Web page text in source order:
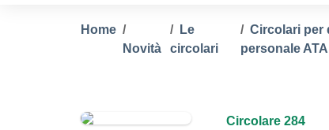
Home
Novità
Le
circolari
Circolari per
personale ATA
Circolare 284